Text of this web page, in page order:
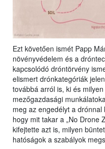
Ezt követően ismét Papp
növényvédelem és a
kapcsolódó dróntörvény
elismert drónkategóriák
továbbá arról is, ki és
mezőgazdasági
meg az engedélyt a
hogy mit takar a „No Drone
kifejtette azt is, milyen
hatóságok a szabályok